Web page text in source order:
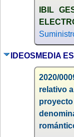
IBIL
IDEOSMEDIA
2020/
relativo